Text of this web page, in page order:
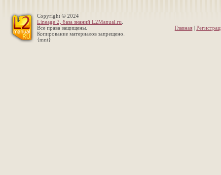
Copyright © 2024
Lineage 2, база знаний L2Manual.ru
Все права защищены.
Копирование материалов запрещено.
{mnt}
Главная |